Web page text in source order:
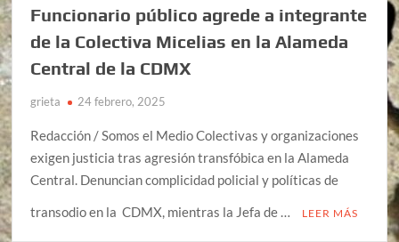
Funcionario público agrede a integrante
de la Colectiva Micelias en la Alameda
Central de la CDMX
grieta 24 febrero, 2025
Redacción / Somos el Medio Colectivas y organizaciones
exigen justicia tras agresión transfóbica en la Alameda
Central. Denuncian complicidad policial y políticas de
transodio en la CDMX, mientras la Jefa de …
LEER MÁS